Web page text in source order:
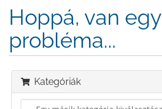
Hoppá, van egy
probléma...
Kategóriák